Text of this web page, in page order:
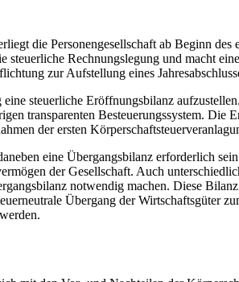
die Personengesellschaft ab Beginn
Rechnungslegung und macht
zur Aufstellung eines
steuerliche Eröffnungsbilanz
transparenten Besteuerungssystem.
der ersten
eine Übergangsbilanz erforderlich
der Gesellschaft. Auch
notwendig machen. Diese
Übergang der Wirtschaftsgüter